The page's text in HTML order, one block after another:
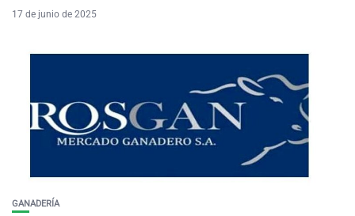
17 de junio de 2025
GANADERÍA